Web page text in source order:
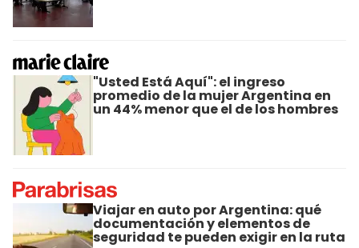
"Usted Está Aquí": el ingreso
promedio de la mujer Argentina en
un 44% menor que el de los hombres
Viajar en auto por Argentina: qué
documentación y elementos de
seguridad te pueden exigir en la ruta